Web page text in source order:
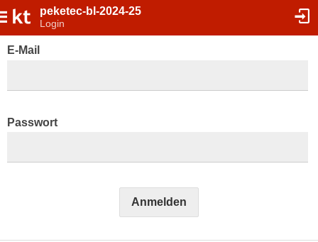
peketec-bl-2024-25
Login
E-Mail
Passwort
Anmelden